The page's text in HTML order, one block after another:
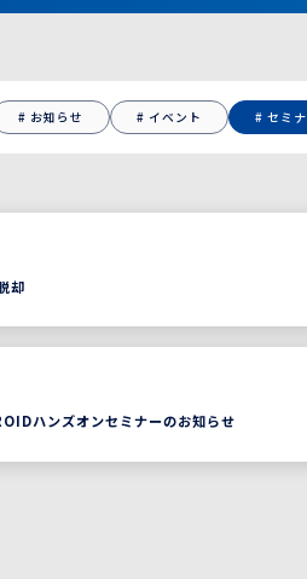
お知らせ イベント セミ
却
ハンズオンセミナーのお知らせ